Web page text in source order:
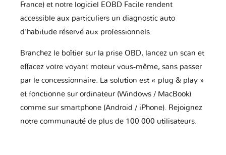
France) et notre logiciel EOBD Facile rendent
accessible aux particuliers un diagnostic auto
d'habitude réservé aux professionnels.
Branchez le boîtier sur la prise OBD, lancez un scan et
effacez votre voyant moteur vous-même, sans passer
par le concessionnaire. La solution est « plug & play »
et fonctionne sur ordinateur (Windows / MacBook)
comme sur smartphone (Android / iPhone). Rejoignez
notre communauté de plus de 100 000 utilisateurs.